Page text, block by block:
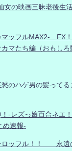
女の映画三昧老後生
マッフルMAX2- FX
マたち編（おもしろ
のハゲ男の髪ってる
-レズっ娘百合ネエ
め速報-
ロッフル！！ 永遠